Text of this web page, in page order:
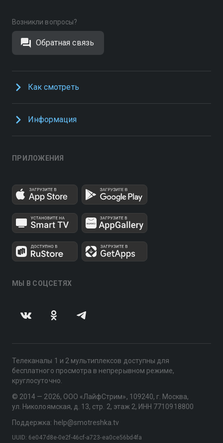
Возникли вопросы?
Обратная связь
Как смотреть
Информация
ПРИЛОЖЕНИЯ
МЫ В СОЦСЕТЯХ
Телеканалы 1 и 2 мультиплексов доступны для
бесплатного просмотра в непрерывном режиме,
круглосуточно.
© 2014 — 2026, ООО «ЛайфСтрим», 109240, г. Москва,
ул. Николоямская, д. 13, стр. 2, этаж 2, ИНН 7710918800
Поддержка: help@smotreshka.tv
UUID: 6e047d8e-0e2f-46cf-a723-ea0ce56bd4fa